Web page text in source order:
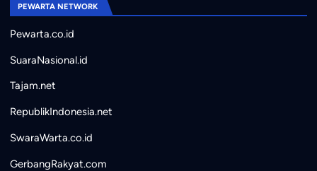
PEWARTA NETWORK
Pewarta.co.id
SuaraNasional.id
Tajam.net
RepublikIndonesia.net
SwaraWarta.co.id
GerbangRakyat.com